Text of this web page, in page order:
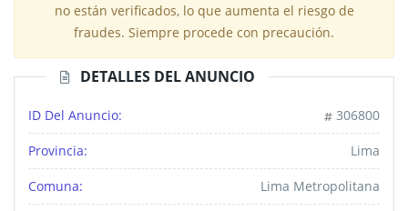
no están verificados, lo que aumenta el riesgo de
fraudes. Siempre procede con precaución.
DETALLES DEL ANUNCIO
ID Del Anuncio: 306800
Provincia: Lima
Comuna: Lima Metropolitana